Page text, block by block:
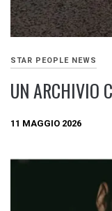
STAR PEOPLE NEWS
UN ARCHIVIO
11 MAGGIO 2026